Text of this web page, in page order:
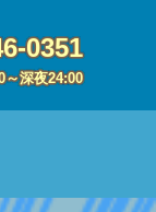
0351
～深夜24:00